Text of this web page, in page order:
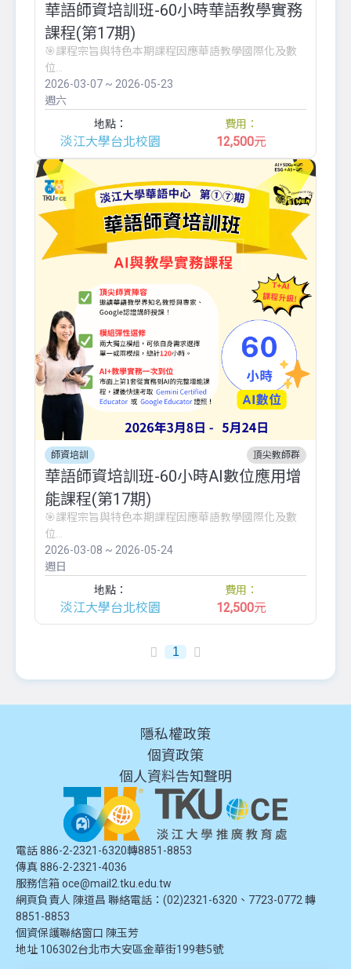
華語師資培訓班-60小時華語教學實務
課程(第17期)
🎯課程宗旨與特色本期課程因應華語教學國際化及數
位...
2026-03-07 ~ 2026-05-23
週六
地點：
淡江大學台北校園
費用：
12,500元
師資培訓 頂尖教師群
華語師資培訓班-60小時AI數位應用增
能課程(第17期)
🎯課程宗旨與特色本期課程因應華語教學國際化及數
位...
2026-03-08 ~ 2026-05-24
週日
地點：
淡江大學台北校園
費用：
12,500元
1
隱私權政策
個資政策
個人資料告知聲明
電話 886-2-2321-6320轉8851-8853
傳真 886-2-2321-4036
服務信箱 oce@mail2.tku.edu.tw
網頁負責人 陳道昌 聯絡電話：(02)2321-6320、7723-0772 轉
8851-8853
個資保護聯絡窗口 陳玉芳
地址 106302台北市大安區金華街199巷5號